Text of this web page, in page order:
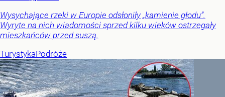
Wysychające rzeki w Europie odsłoniły „kamienie głodu”.
Wyryte na nich wiadomości sprzed kilku wieków ostrzegały
mieszkańców przed suszą.
TurystykaPodróże